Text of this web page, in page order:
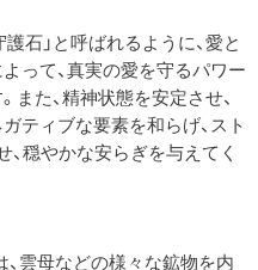
石」と呼ばれるように、愛と
って、真実の愛を守るパワー
た、精神状態を安定させ、
ティブな要素を和らげ、スト
、穏やかな安らぎを与えてく
雲母などの様々な鉱物を内